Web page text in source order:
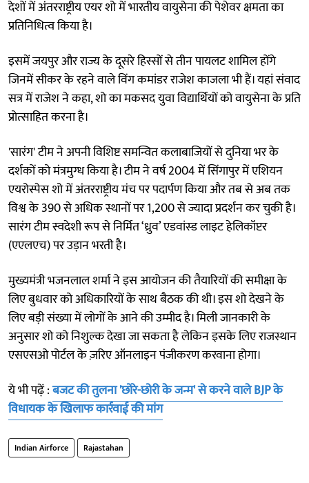
देशों में अंतरराष्ट्रीय एयर शो में भारतीय वायुसेना की पेशेवर क्षमता का
प्रतिनिधित्व किया है।
इसमें जयपुर और राज्य के दूसरे हिस्सों से तीन पायलट शामिल होंगे
जिनमें सीकर के रहने वाले विंग कमांडर राजेश काजला भी हैं। यहां संवाद
सत्र में राजेश ने कहा, शो का मकसद युवा विद्यार्थियों को वायुसेना के प्रति
प्रोत्साहित करना है।
'सारंग' टीम ने अपनी विशिष्ट समन्वित कलाबाजियों से दुनिया भर के
दर्शकों को मंत्रमुग्ध किया है। टीम ने वर्ष 2004 में सिंगापुर में एशियन
एयरोस्पेस शो में अंतरराष्ट्रीय मंच पर पदार्पण किया और तब से अब तक
विश्व के 390 से अधिक स्थानों पर 1,200 से ज्यादा प्रदर्शन कर चुकी है।
सारंग टीम स्वदेशी रूप से निर्मित ‘ध्रुव’ एडवांस्ड लाइट हेलिकॉप्टर
(एएलएच) पर उड़ान भरती है।
मुख्यमंत्री भजनलाल शर्मा ने इस आयोजन की तैयारियों की समीक्षा के
लिए बुधवार को अधिकारियों के साथ बैठक की थी। इस शो देखने के
लिए बड़ी संख्या में लोगों के आने की उम्मीद है। मिली जानकारी के
अनुसार शो को निशुल्क देखा जा सकता है लेकिन इसके लिए राजस्थान
एसएसओ पोर्टल के ज़रिए ऑनलाइन पंजीकरण करवाना होगा।
ये भी पढ़ें :बजट की तुलना 'छोरे-छोरी के जन्म' से करने वाले BJP के
विधायक के खिलाफ कार्रवाई की मांग
Indian Airforce Rajastahan